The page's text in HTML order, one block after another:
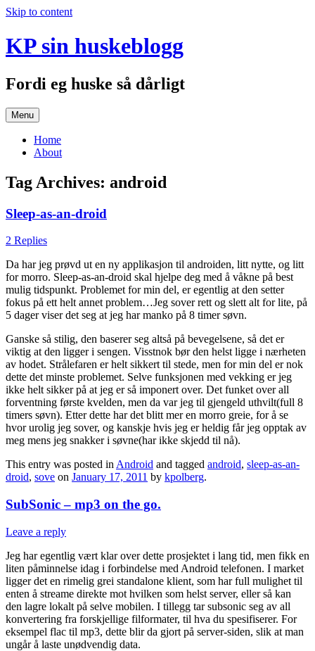
Skip to content
KP sin huskeblogg
Fordi eg huske så dårligt
Menu
Home
About
Tag Archives: android
Sleep-as-an-droid
2 Replies
Da har jeg prøvd ut en ny applikasjon til androiden, litt nytte, og litt
for morro. Sleep-as-an-droid skal hjelpe deg med å våkne på best
mulig tidspunkt. Problemet for min del, er egentlig at den setter
fokus på ett helt annet problem…Jeg sover rett og slett alt for lite, på
5 dager viser det seg at jeg har manko på 8 timer søvn.
Ganske så stilig, den baserer seg altså på bevegelsene, så det er
viktig at den ligger i sengen. Visstnok bør den helst ligge i nærheten
av hodet. Strålefaren er helt sikkert til stede, men for min del er nok
dette det minste problemet. Selve funksjonen med vekking er jeg
ikke helt sikker på at jeg er så imponert over. Det funket over all
forventning første kvelden, men da var jeg til gjengeld uthvilt(full 8
timers søvn). Etter dette har det blitt mer en morro greie, for å se
hvor urolig jeg sover, og kanskje hvis jeg er heldig får jeg opptak av
meg mens jeg snakker i søvne(har ikke skjedd til nå).
This entry was posted in Android and tagged android, sleep-as-an-
droid, sove on January 17, 2011 by kpolberg.
SubSonic – mp3 on the go.
Leave a reply
Jeg har egentlig vært klar over dette prosjektet i lang tid, men fikk en
liten påminnelse idag i forbindelse med Android telefonen. I market
ligger det en rimelig grei standalone klient, som har full mulighet til
enten å streame direkte mot hvilken som helst server, eller så kan
den lagre lokalt på selve mobilen. I tillegg tar subsonic seg av all
konvertering fra forskjellige filformater, til hva du spesifiserer. For
eksempel flac til mp3, dette blir da gjort på server-siden, slik at man
ungår å laste unødvendig data.